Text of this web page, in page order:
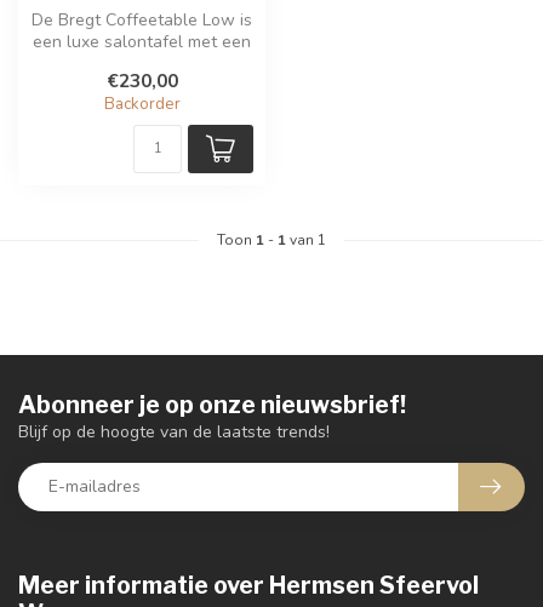
De Bregt Coffeetable Low is
een luxe salontafel met een
€230,00
Backorder
Toon 1 - 1van 1
Meer informatie over Hermsen Sfeervol
Abonneer je op onze nieuwsbrief!
Blijf op de hoogte van de laatste trends!